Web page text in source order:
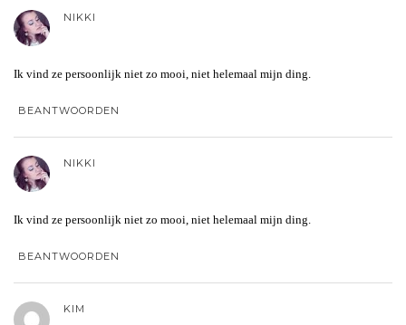
NIKKI
Ik vind ze persoonlijk niet zo mooi, niet helemaal mijn ding.
BEANTWOORDEN
NIKKI
Ik vind ze persoonlijk niet zo mooi, niet helemaal mijn ding.
BEANTWOORDEN
KIM